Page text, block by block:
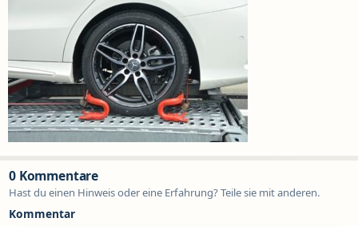
0 Kommentare
Hast du einen Hinweis oder eine Erfahrung? Teile sie mit anderen.
Kommentar